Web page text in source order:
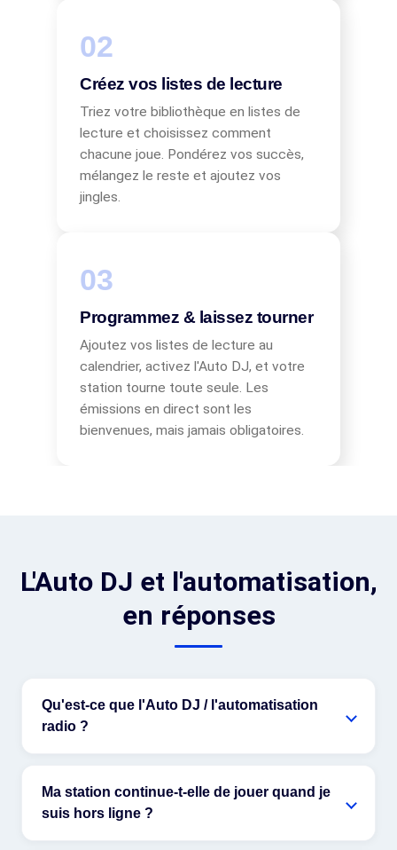
Créez vos listes de lecture
Triez votre bibliothèque en listes de
lecture et choisissez comment
chacune joue. Pondérez vos succès,
mélangez le reste et ajoutez vos
jingles.
Programmez & laissez tourner
Ajoutez vos listes de lecture au
calendrier, activez l'Auto DJ, et votre
station tourne toute seule. Les
émissions en direct sont les
bienvenues, mais jamais obligatoires.
L'Auto DJ et l'automatisation,
en réponses
Qu'est-ce que l'Auto DJ / l'automatisation
radio ?
Ma station continue-t-elle de jouer quand je
suis hors ligne ?